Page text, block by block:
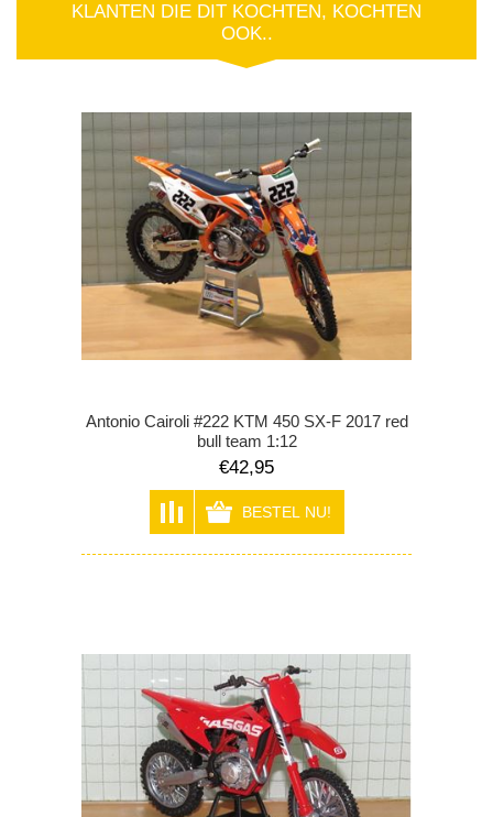
KLANTEN DIE DIT KOCHTEN, KOCHTEN
OOK..
Antonio Cairoli #222 KTM 450 SX-F 2017 red
bull team 1:12
€42,95